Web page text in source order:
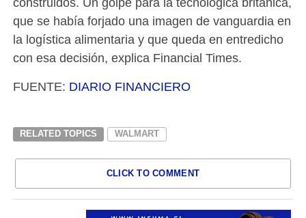
que se había forjado una imagen de vanguardia en
la logística alimentaria y que queda en entredicho
con esa decisión, explica Financial Times.
FUENTE: DIARIO FINANCIERO
RELATED TOPICS WALMART
CLICK TO COMMENT